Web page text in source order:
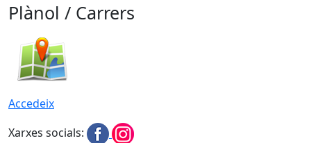
Plànol / Carrers
Accedeix
Xarxes socials: